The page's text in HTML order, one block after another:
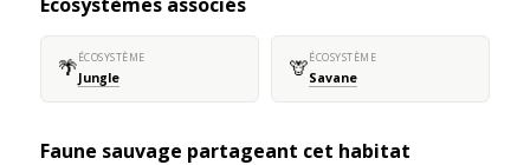
🌴ÉCOSYSTÈME
Jungle 🦒ÉCOSYSTÈME
Savane
Faune sauvage partageant cet habitat